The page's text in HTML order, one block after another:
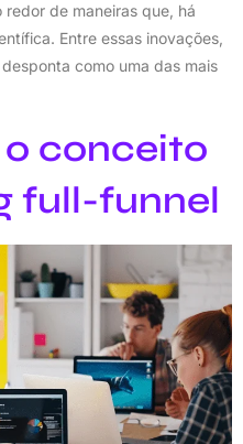
de maneiras que, há
Entre essas inovações,
como uma das mais
conceito
full-funnel